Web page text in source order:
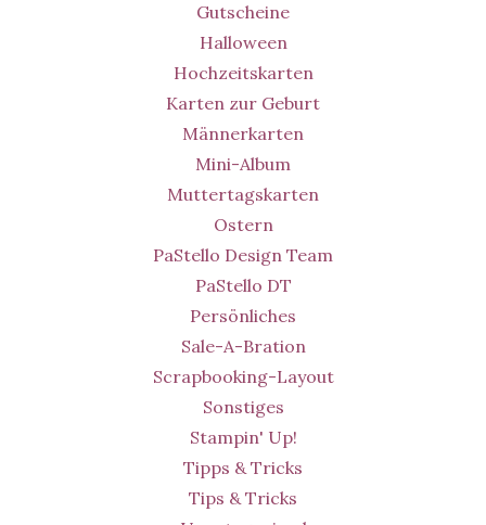
Gutscheine
Halloween
Hochzeitskarten
Karten zur Geburt
Männerkarten
Mini-Album
Muttertagskarten
Ostern
PaStello Design Team
PaStello DT
Persönliches
Sale-A-Bration
Scrapbooking-Layout
Sonstiges
Stampin' Up!
Tipps & Tricks
Tips & Tricks